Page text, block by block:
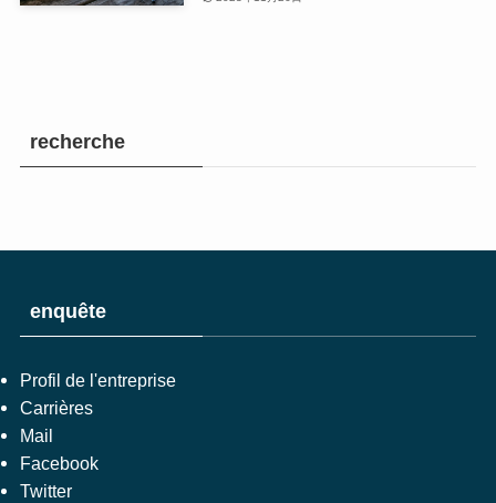
recherche
enquête
Profil de l'entreprise
Carrières
Mail
Facebook
Twitter